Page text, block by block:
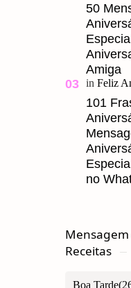
Meu
é um
50
Amiga
101
no
Receitas
Boa Tarde